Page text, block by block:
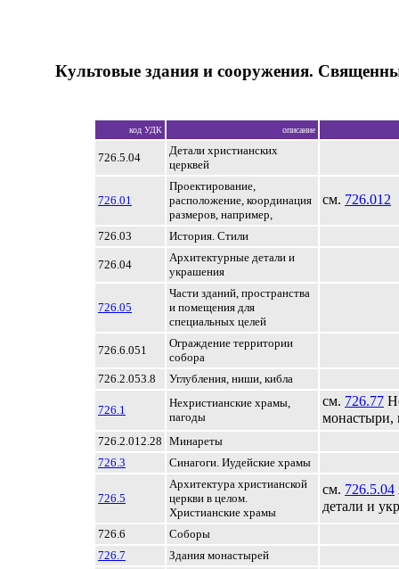
Культовые здания и сооружения.
код УДК описание
726.5.04
Детали христианских
церквей
726.01
Проектирование,
расположение, координация
размеров, например,
см. 726.012
726.03 История. Стили
726.04
Архитектурные детали и
украшения
726.05
Части зданий, пространства
и помещения для
специальных целей
726.6.051
Ограждение территории
собора
726.2.053.8
Углубления, ниши, кибла
726.1
Нехристианские храмы,
пагоды
см. 726.77
монастыри,
726.2.012.28 Минареты
726.3
Синагоги. Иудейские храмы
726.5
Архитектура христианской
церкви в целом.
Христианские храмы
см. 726.5.04
детали и
726.6
Соборы
726.7
Здания монастырей